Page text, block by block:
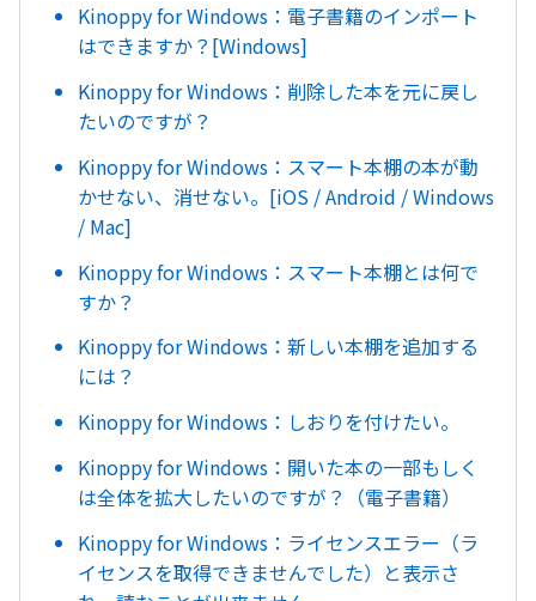
Kinoppy for Windows：電子書籍のインポート
はできますか？[Windows]
Kinoppy for Windows：削除した本を元に戻し
たいのですが？
Kinoppy for Windows：スマート本棚の本が動
かせない、消せない。[iOS / Android / Windows
/ Mac]
Kinoppy for Windows：スマート本棚とは何で
すか？
Kinoppy for Windows：新しい本棚を追加する
には？
Kinoppy for Windows：しおりを付けたい。
Kinoppy for Windows：開いた本の一部もしく
は全体を拡大したいのですが？（電子書籍）
Kinoppy for Windows：ライセンスエラー（ラ
イセンスを取得できませんでした）と表示さ